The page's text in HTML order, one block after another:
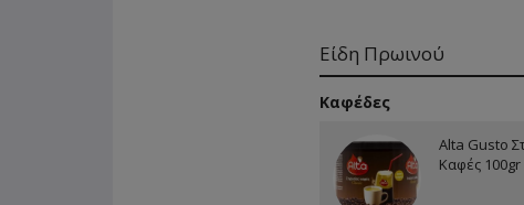
Είδη Πρωινού
Καφέδες
Alta Gusto
Καφές 100gr